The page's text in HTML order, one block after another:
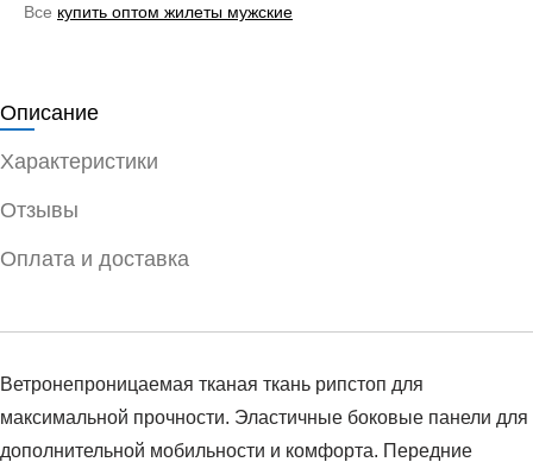
Все купить оптом жилеты мужские
Описание
Характеристики
Отзывы
Оплата и доставка
Ветронепроницаемая тканая ткань рипстоп для
максимальной прочности. Эластичные боковые панели для
дополнительной мобильности и комфорта. Передние